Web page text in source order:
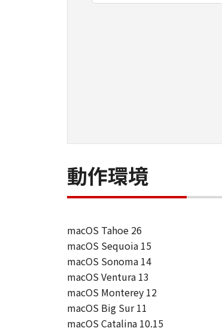
ために適当であるこ
て生ずる直接的ま
ユーザーは、日本
動作環境
macOS Tahoe 26
macOS Sequoia 15
macOS Sonoma 14
macOS Ventura 13
macOS Monterey 12
macOS Big Sur 11
macOS Catalina 10.15